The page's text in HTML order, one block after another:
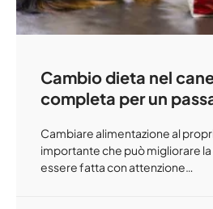
Cambio dieta nel
completa per un
Cambiare alimentazione al
importante che può migliorare la
essere fatta con attenzione…